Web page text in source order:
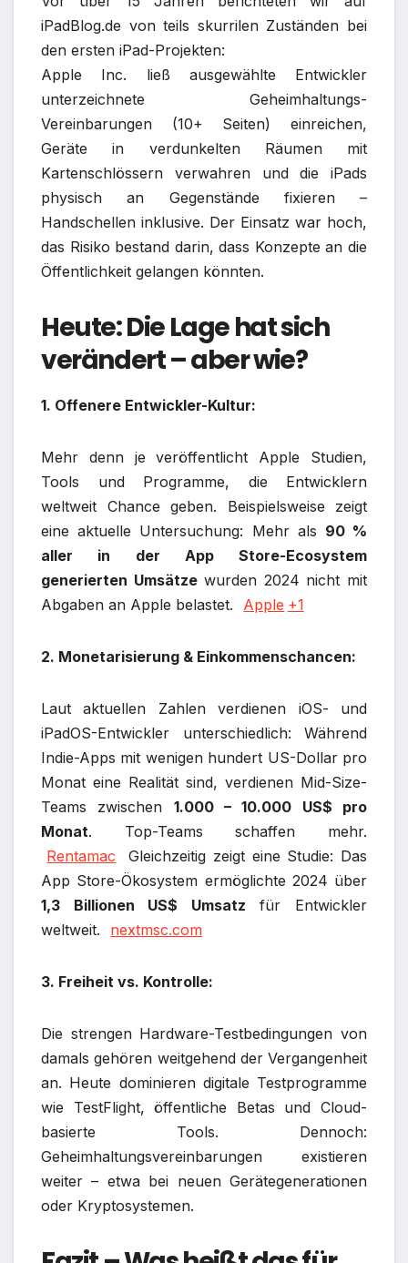
iPadBlog.de von teils skurrilen Zuständen bei
den ersten iPad-Projekten:
Apple Inc. ließ ausgewählte Entwickler
unterzeichnete Geheimhaltungs-
Vereinbarungen (10+ Seiten) einreichen,
Geräte in verdunkelten Räumen mit
Kartenschlössern verwahren und die iPads
physisch an Gegenstände fixieren –
Handschellen inklusive. Der Einsatz war hoch,
das Risiko bestand darin, dass Konzepte an die
Öffentlichkeit gelangen könnten.
Heute: Die Lage hat sich
verändert – aber wie?
1. Offenere Entwickler-Kultur:
Mehr denn je veröffentlicht Apple Studien,
Tools und Programme, die Entwicklern
weltweit Chance geben. Beispielsweise zeigt
eine aktuelle Untersuchung: Mehr als 90 %
aller in der App Store-Ecosystem
generierten Umsätzewurden 2024 nicht mit
Abgaben an Apple belastet.
Apple +1
2. Monetarisierung & Einkommenschancen:
Laut aktuellen Zahlen verdienen iOS- und
iPadOS-Entwickler unterschiedlich: Während
Indie-Apps mit wenigen hundert US-Dollar pro
Monat eine Realität sind, verdienen Mid-Size-
Teams zwischen 1.000 – 10.000 US$ pro
Monat. Top-Teams schaffen mehr.
Rentamac
Gleichzeitig zeigt eine Studie: Das
App Store-Ökosystem ermöglichte 2024 über
1,3 Billionen US$ Umsatz für Entwickler
weltweit.
nextmsc.com
3. Freiheit vs. Kontrolle:
Die strengen Hardware-Testbedingungen von
damals gehören weitgehend der Vergangenheit
an. Heute dominieren digitale Testprogramme
wie TestFlight, öffentliche Betas und Cloud-
basierte Tools. Dennoch:
Geheimhaltungsvereinbarungen existieren
weiter – etwa bei neuen Gerätegenerationen
oder Kryptosystemen.